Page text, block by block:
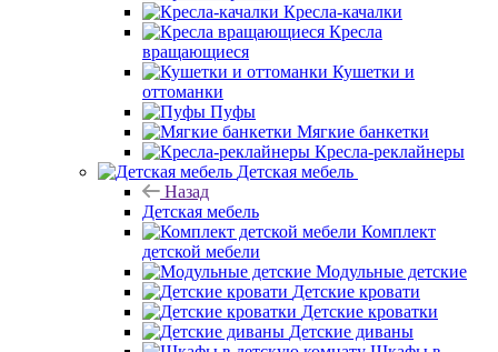
Кресла-качалки
Кресла
вращающиеся
Кушетки и
оттоманки
Пуфы
Мягкие банкетки
Кресла-реклайнеры
Детская мебель
Назад
Детская мебель
Комплект
детской мебели
Модульные детские
Детские кровати
Детские кроватки
Детские диваны